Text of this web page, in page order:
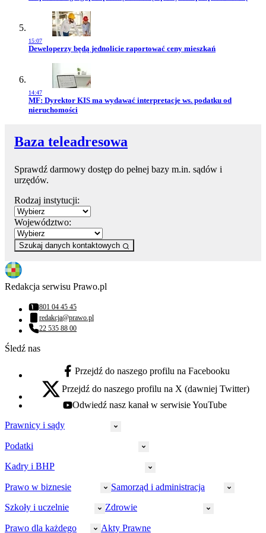
15:07
Przejdź do artykułu:
Deweloperzy będą jednolicie raportować ceny mieszkań
14:47
Przejdź do artykułu:
MF: Dyrektor KIS ma wydawać interpretacje ws. podatku od
nieruchomości
Baza teleadresowa
Sprawdź darmowy dostęp do pełnej bazy m.in. sądów i
urzędów.
Rodzaj instytucji:
Województwo:
Szukaj danych kontaktowych
Redakcja serwisu Prawo.pl
Numer telefonu:
801 04 45 45
Adres email:
redakcja@prawo.pl
Numer telefonu:
22 535 88 00
Śledź nas
facebook - otwiera się w nowej karcie
Przejdź do naszego profilu na Facebooku
x - otwiera się w nowej karcie
Przejdź do naszego profilu na X (dawniej Twitter)
youtube - otwiera się w nowej karcie
Odwiedź nasz kanał w serwisie YouTube
Prawnicy i sądy
Prawnicy
Policja
Strefa aplikanta
Sędziowie
Podatki
CIT
Akcyza
Rachunkowość
Kadry i BHP
HR
Ubezpieczenia społeczne
Prawo w biznesie
Małe i średnie firmy
Samorząd i administracja
Bezpieczeństwo publiczne
Szkoły i uczelnie Zdrowie
Prawo dla każdego Akty Prawne